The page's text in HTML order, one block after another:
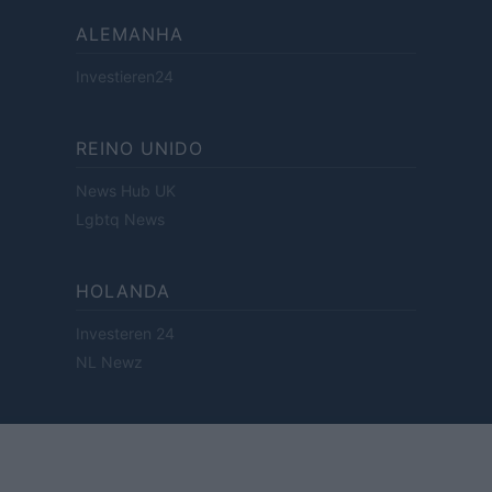
ALEMANHA
Investieren24
REINO UNIDO
News Hub UK
Lgbtq News
HOLANDA
Investeren 24
NL Newz